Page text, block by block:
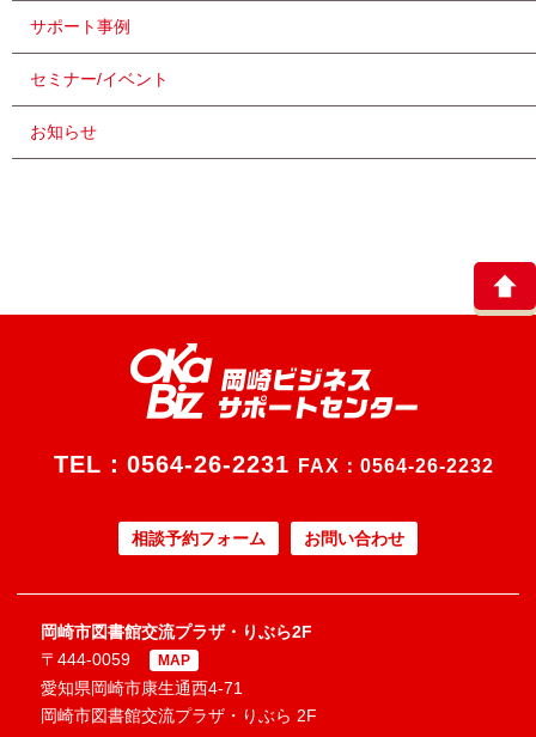
サポート事例
セミナー/イベント
お知らせ
TEL： 0564-26-2231 FAX：0564-26-2232
相談予約フォーム お問い合わせ
岡崎市図書館交流プラザ・りぶら2F
〒444-0059
MAP
愛知県岡崎市康生通西4-71
岡崎市図書館交流プラザ・りぶら 2F